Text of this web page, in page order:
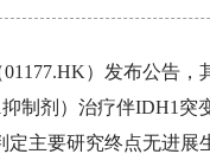
）发布公告
制剂）治疗伴IDH1
主要研究终点无进展